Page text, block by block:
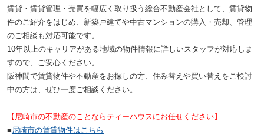
賃貸・賃貸管理・売買を幅広く取り扱う総合不動産会社として、賃貸物
件のご紹介をはじめ、新築戸建てや中古マンションの購入・売却、管理
のご相談も対応可能です。
10年以上のキャリアがある地域の物件情報に詳しいスタッフが対応しま
すので、ご安心ください。
阪神間で賃貸物件や不動産をお探しの方、住み替えや買い替えをご検討
中の方は、ぜひ一度ご相談ください。
【尼崎市の不動産のことならティーハウスにお任せください】
■ 尼崎市の賃貸物件はこちら